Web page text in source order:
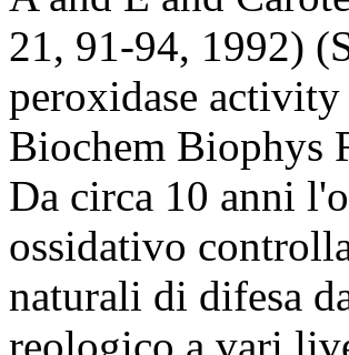
21, 91-94, 1992)
peroxidase
Biochem Biophys
Da circa 10 anni
ossidativo
naturali di difesa